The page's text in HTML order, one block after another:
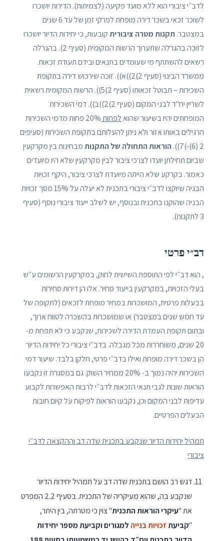
לדב״י ציבורי הוא ללא מועד פקיעה (לצמיתות). הדירות יושכרו
לשוכר זכאי בשכר דירה מופחת לפרקי זמן של עד 6 שנים
במצטבר.תקנות מטרה ציבוריתקובעות, כי יחידות הדיור יושכרו
לזוכה בהגרלה שתערוך הרשות המקומית (סעיף 2). בהגרלה
רשאים להשתתף מי שעומדים בתנאים ובידם תעודת זכאות
ממשרד הבינוי (סעיף 2)2))א)). זוכה שירכוש דירה בתקופת
השכירות – תבוטל זכאותו (סעיף 2)5)). הרשות המקומית רשאית
לשריין יח"ד לבני המקום (סעיף 2)2))ב)). דמי השכירות
המופחתים יהיו בשיעור שהואלפחות
20% פחות מדמי השכירות
הרגילים באותו אזור ולא ניתן להעלותם בתקופת השכירות (סעיפים
2 (6)-)7)).
הוראות התחולה של התקנותמבחינות בין מקרקעין
שביום תחילתן יועדו לצרכי ציבור לבין מקרקעין שלא היו מיועדים
כאמור. בקרקע שלא הייתה מיועדת לצרכי ציבור, היקף זכויות
הבניה שיוקצו לדב״י ציבורי בתכנית לא יעלה על 15% מסך זכויות
הבניה שהוקנו בתכנית ובנוסף, יש לשלב ייעוד ציבורי נוסף (סעיף
3 לתקנות).
דב״י פרטי
, הוא דב״י לפי התוספת השישית לחוק, במקרקעין הרשומים ע״ש
בעלי הזכויות, במקרקעין בייעוד סחיר. אלו הן דירות סחירות
בבעלות פרטית, המושכרות במחיר מופחת לזכאים (לתקופה של
עד חמש שנים במצטבר) או שמושכרות בהשכרה לטווח ארוך,
ובתום תקופת העמדת הדירה לשכירות, שנקבע כי לא תפחת מ-
20 שנים, משוחררות מכל מגבלה. בדב״י ציבורי כל יחידות הדיור
הן בשכר דירה מופחת ואילו בדב״י פרטי, חלקן בלבד. שיעור דמי
השכירות יהיה נמוך ב- 20% ממחיר השוק. גם במסגרת זו נקבעו
הוראות שונות לגבי תנאי הזכאות לדב״י לרבות האפשרות לקבוע
עדיפות לבני המקום וכן, נקבעו הוראות לפיקוח על קיום חובות
הבעלים הפרטיים.
תמהיל יחידות הדיור שנקבע בתכנית שדה דב וההקצאה לדב״י
ציבורי
דגש רב הושם בתכנית שדה דב על תמהיל יחידות הדיור
שנקבע בה, שהוא מעיקריה של התכנית. בסעיף 2.2 המפרט
את "עיקרי הוראות התכנית" צוין כי מטרתה, בין היתר,
"קביעתזכויות בנייה למגורים וקביעת מספר יחידות